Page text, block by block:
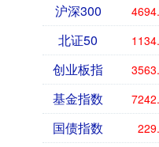
沪深300
北证50
创业板指
基金指数
国债指数